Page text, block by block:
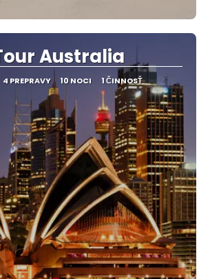
Pozrieť sa
Australia
4 PREPRAVY 10 NOCI 1 ČINNOSŤ